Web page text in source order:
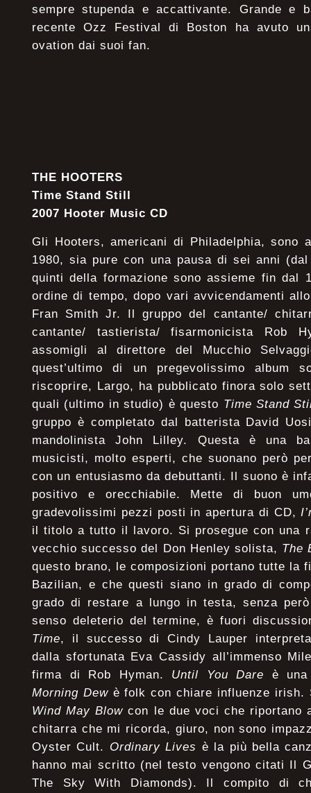
sempre stupenda e accattivante. Grande e
recente Ozz Festival di Boston ha avuto
ovation dai suoi fan.
THE HOOTERS
Time Stand Still
2007 Hooter Music CD
Gli Hooters, americani di Philadelphia, sono
1980, sia pure con una pausa di sei anni
quinti della formazione sono assieme fin dal
ordine di tempo, dopo vari avvicendamenti
Fran Smith Jr. Il gruppo del cantante/
cantante/ tastierista/ fisarmonicista Rob
assomigli al direttore del Mucchio
quest’ultimo di un pregevolissimo album
riscoprire, Largo, ha pubblicato finora solo
quali (ultimo in studio) è questo Time Stand
gruppo è completato dal batterista David
mandolinista John Lilley. Questa è una
musicisti, molto esperti, che suonano però
con un entusiasmo da debuttanti. Il suono è
positivo e orecchiabile. Mette di buon
gradevolissimi pezzi posti in apertura di CD,
il titolo a tutto il lavoro. Si prosegue con una
vecchio successo del Don Henley solista, The
questo brano, le composizioni portano tutte la
Bazilian, e che questi siano in grado di
grado di restare a lungo in testa, senza
senso deleterio del termine, è fuori
Time, il successo di Cindy Lauper
dalla sfortunata Eva Cassidy all’immenso
firma di Rob Hyman. Until You Dare è
Morning Dew è folk con chiare influenze irish.
Wind May Blowcon le due voci che riportano
chitarra che mi ricorda, giuro, non sono
Oyster Cult. Ordinary Lives è la più bella
hanno mai scritto (nel testo vengono citati Il
The Sky With Diamonds). Il compito di